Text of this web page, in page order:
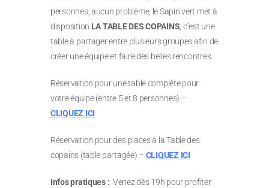
personnes, aucun problème, le Sapin vert met à
disposition LA TABLE DES COPAINS , c’est une
table à partager entre plusieurs groupes afin de
créer une équipe et faire des belles rencontres.
Réservation pour une table complète pour
votre équipe (entre 5 et 8 personnes) –
CLIQUEZ ICI
Réservation pour des places à la Table des
copains (table partagée) – CLIQUEZ ICI
Infos pratiques : Venez dès 19h pour profiter